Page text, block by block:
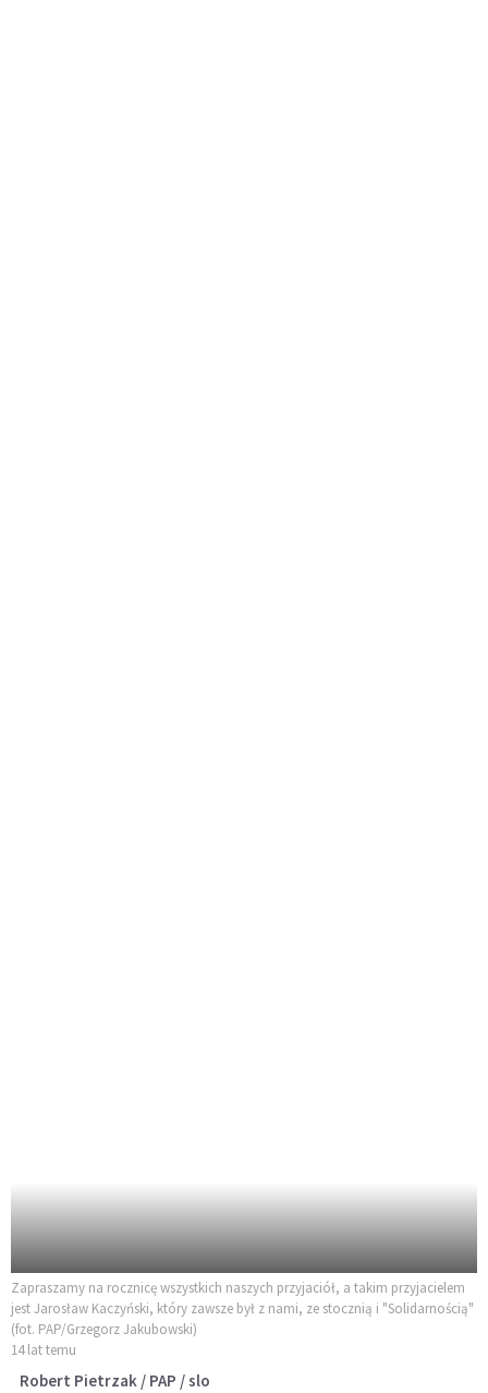
Zapraszamy na rocznicę wszystkich naszych przyjaciół, a takim przyjacielem
jest Jarosław Kaczyński, który zawsze był z nami, ze stocznią i "Solidarnością"
(fot. PAP/Grzegorz Jakubowski)
14 lat temu
Robert Pietrzak / PAP / slo